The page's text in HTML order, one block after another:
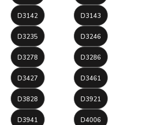
D3142 D3143
D3235 D3246
D3278 D3286
D3427 D3461
D3828 D3921
D3941 D4006